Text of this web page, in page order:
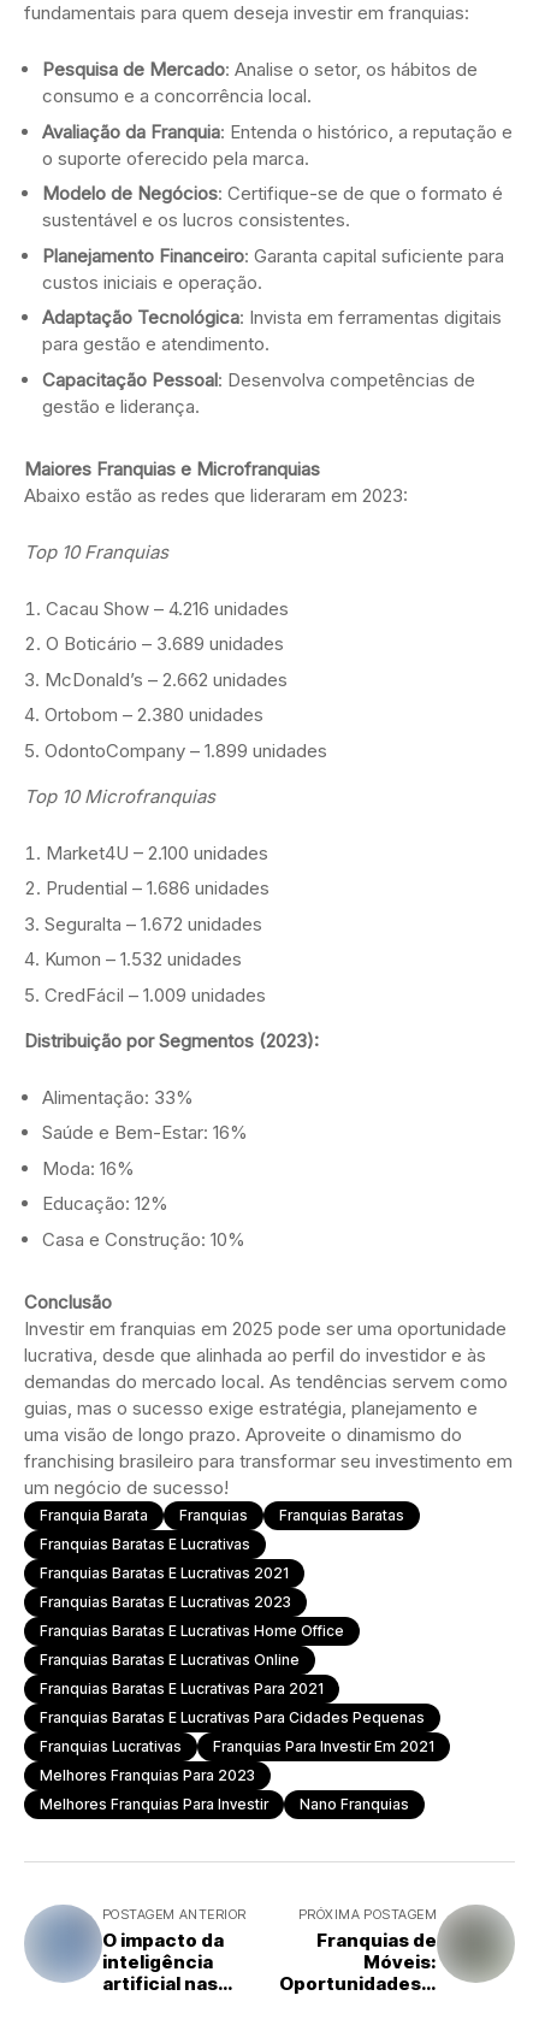
fundamentais para quem deseja investir em franquias:
Pesquisa de Mercado: Analise o setor, os hábitos de
consumo e a concorrência local.
Avaliação da Franquia: Entenda o histórico, a reputação e
o suporte oferecido pela marca.
Modelo de Negócios: Certifique-se de que o formato é
sustentável e os lucros consistentes.
Planejamento Financeiro: Garanta capital suficiente para
custos iniciais e operação.
Adaptação Tecnológica: Invista em ferramentas digitais
para gestão e atendimento.
Capacitação Pessoal: Desenvolva competências de
gestão e liderança.
Maiores Franquias e Microfranquias
Abaixo estão as redes que lideraram em 2023:
Top 10 Franquias
Cacau Show – 4.216 unidades
O Boticário – 3.689 unidades
McDonald’s – 2.662 unidades
Ortobom – 2.380 unidades
OdontoCompany – 1.899 unidades
Top 10 Microfranquias
Market4U – 2.100 unidades
Prudential – 1.686 unidades
Seguralta – 1.672 unidades
Kumon – 1.532 unidades
CredFácil – 1.009 unidades
Distribuição por Segmentos (2023):
Alimentação: 33%
Saúde e Bem-Estar: 16%
Moda: 16%
Educação: 12%
Casa e Construção: 10%
Conclusão
Investir em franquias em 2025 pode ser uma oportunidade
lucrativa, desde que alinhada ao perfil do investidor e às
demandas do mercado local. As tendências servem como
guias, mas o sucesso exige estratégia, planejamento e
uma visão de longo prazo. Aproveite o dinamismo do
franchising brasileiro para transformar seu investimento em
um negócio de sucesso!
Franquia Barata Franquias
Franquias Baratas
Franquias Baratas E Lucrativas
Franquias Baratas E Lucrativas 2021
Franquias Baratas E Lucrativas 2023
Franquias Baratas E Lucrativas Home Office
Franquias Baratas E Lucrativas Online
Franquias Baratas E Lucrativas Para 2021
Franquias Baratas E Lucrativas Para Cidades Pequenas
Franquias Lucrativas
Franquias Para Investir Em 2021
Melhores Franquias Para 2023
Melhores Franquias Para Investir
Nano Franquias
POSTAGEM ANTERIOR
O impacto da
inteligência
artificial nas
PRÓXIMA POSTAGEM
Franquias de
Móveis:
Oportunidades e